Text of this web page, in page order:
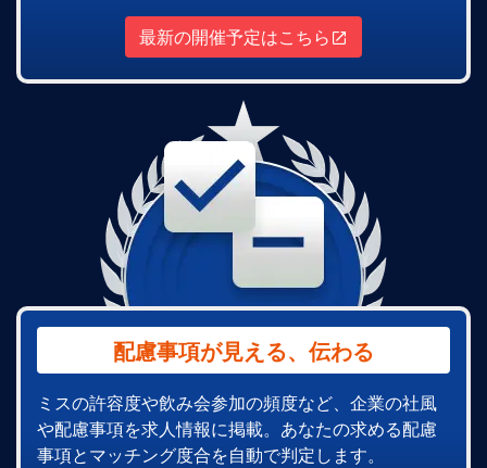
最新の開催予定はこちら
配慮事項が見える、伝わる
ミスの許容度や飲み会参加の頻度など、企業の社風
や配慮事項を求人情報に掲載。あなたの求める配慮
事項とマッチング度合を自動で判定します。